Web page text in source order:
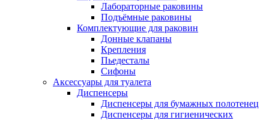
Лабораторные раковины
Подъёмные раковины
Комплектующие для раковин
Донные клапаны
Крепления
Пьедесталы
Сифоны
Аксессуары для туалета
Диспенсеры
Диспенсеры для бумажных полотенец
Диспенсеры для гигиенических